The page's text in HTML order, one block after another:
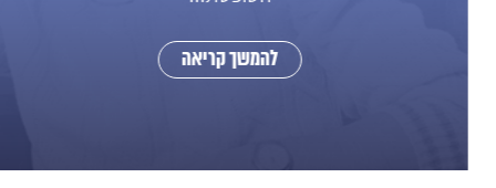
להמשך קריאה